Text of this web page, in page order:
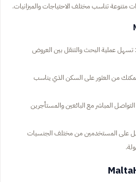
متنوعة تناسب مختلف الاحتياجات والميزانيات.
عملية البحث والتنقل بين العروض
من العثور على السكن الذي يناسب
المباشر مع البائعين والمستأجرين
على المستخدمين من مختلف الجنسيات